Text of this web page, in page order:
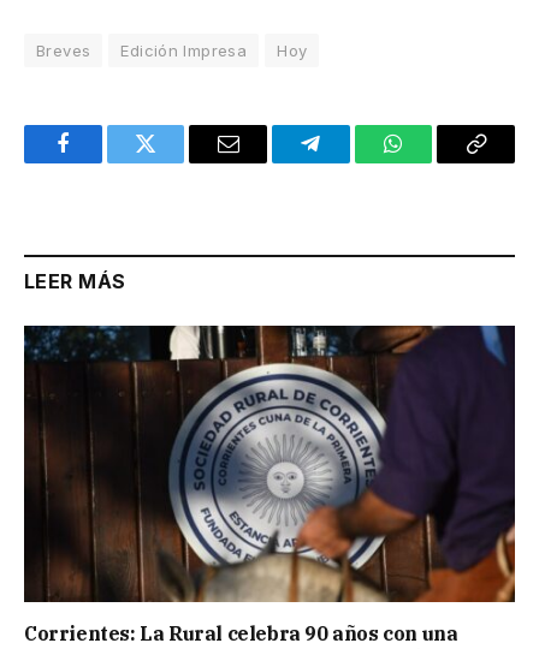
Breves Edición Impresa Hoy
FacebookTwitter Email TelegramWhatsAppCopy
LEER MÁS
Corrientes: La Rural celebra 90 años con una